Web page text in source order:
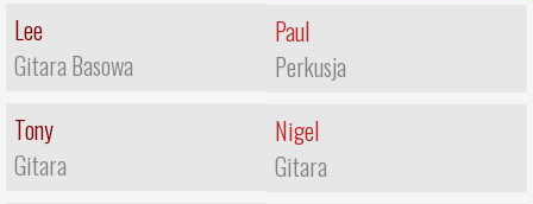
Lee
Gitara Basowa
Tony
Gitara
Paul
Perkusja
Nigel
Gitara